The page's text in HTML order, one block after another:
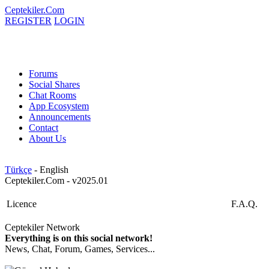
Ceptekiler.Com
REGISTER LOGIN
Forums
Social Shares
Chat Rooms
App Ecosystem
Announcements
Contact
About Us
Türkçe - English
Ceptekiler.Com - v2025.01
Licence F.A.Q.
Ceptekiler Network
Everything is on this social network!
News, Chat, Forum, Games, Services...